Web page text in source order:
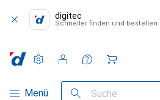
digitec
Schneller finden und bestellen
Navigation nach Kategorien
Menü Suche
Einstellungen
Kundenkonto
Vergleichslisten
Merklisten
Warenkorb